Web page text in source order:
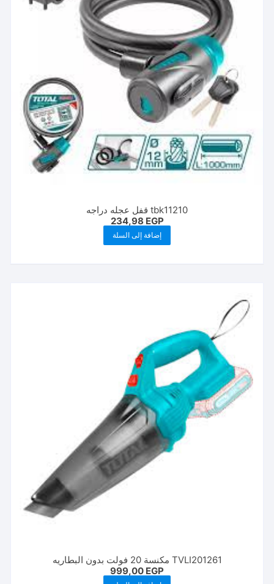
tbk11210 قفل عجله دراجه
234,98 EGP
إضافة إلى السلة
TVLI201261 مكنسة 20 فولت بدون البطاريه
999,00 EGP